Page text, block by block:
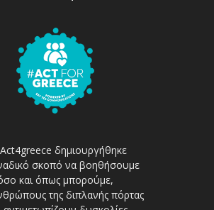
δημιουργήθηκε
σκοπό να βοηθήσουμε
και όπως μπορούμε,
της διπλανής πόρτας